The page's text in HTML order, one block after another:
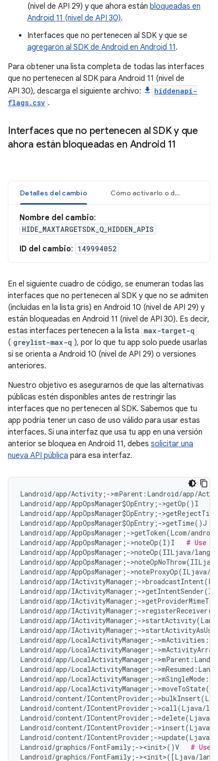
(nivel de API 29) y que ahora están bloqueadas en
Android 11 (nivel de API 30).
Interfaces que no pertenecen al SDK y que se
agregaron al SDK de Android en Android 11.
Para obtener una lista completa de todas las interfaces
que no pertenecen al SDK para Android 11 (nivel de
API 30), descarga el siguiente archivo:
hiddenapi-
flags.csv .
Interfaces que no pertenecen al SDK y que
ahora están bloqueadas en Android 11
Detalles del cambio Cómo activarlo o desactivarlo
Nombre del cambio:
HIDE_MAXTARGETSDK_Q_HIDDEN_APIS
ID del cambio: 149994052
En el siguiente cuadro de código, se enumeran todas las
interfaces que no pertenecen al SDK y que no se admiten
(incluidas en la lista gris) en Android 10 (nivel de API 29) y
están bloqueadas en Android 11 (nivel de API 30). Es decir,
estas interfaces pertenecen a la lista max-target-q
( greylist-max-q ), por lo que tu app solo puede usarlas
si se orienta a Android 10 (nivel de API 29) o versiones
anteriores.
Nuestro objetivo es asegurarnos de que las alternativas
públicas estén disponibles antes de restringir las
interfaces que no pertenecen al SDK. Sabemos que tu
app podría tener un caso de uso válido para usar estas
interfaces. Si una interfaz que usa tu app en una versión
anterior se bloquea en Android 11, debes solicitar una
nueva API pública para esa interfaz.
Landroid/app/Activity;->mParent:Landroid/app/
Landroid/app/AppOpsManager$OpEntry;->getOp()I
Landroid/app/AppOpsManager$OpEntry;-
Landroid/app/AppOpsManager$OpEntry;->getTime()J
Landroid/app/AppOpsManager;->getToken(Lcom/
Landroid/app/AppOpsManager;->noteOp(I)I # Use
Landroid/app/AppOpsManager;->noteOp(IILjava/
Landroid/app/AppOpsManager;-
Landroid/app/AppOpsManager;-
Landroid/app/IActivityManager;-
Landroid/app/IActivityManager;-
Landroid/app/IActivityManager;-
Landroid/app/IActivityManager;-
Landroid/app/IActivityManager;-
Landroid/app/IActivityManager;-
Landroid/app/LocalActivityManager;-
Landroid/app/LocalActivityManager;-
Landroid/app/LocalActivityManager;-
Landroid/app/LocalActivityManager;-
Landroid/app/LocalActivityManager;-
Landroid/app/LocalActivityManager;-
Landroid/content/IContentProvider;-
Landroid/content/IContentProvider;->call(Ljava/
Landroid/content/IContentProvider;-
Landroid/content/IContentProvider;-
Landroid/content/IContentProvider;-
Landroid/graphics/FontFamily;-><init>()V # Use
Landroid/graphics/FontFamily;-><init>([Ljava/